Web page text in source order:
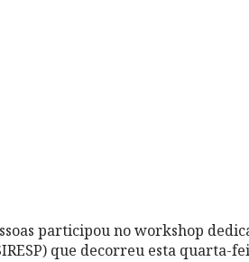
participou no workshop
que decorreu esta quarta-